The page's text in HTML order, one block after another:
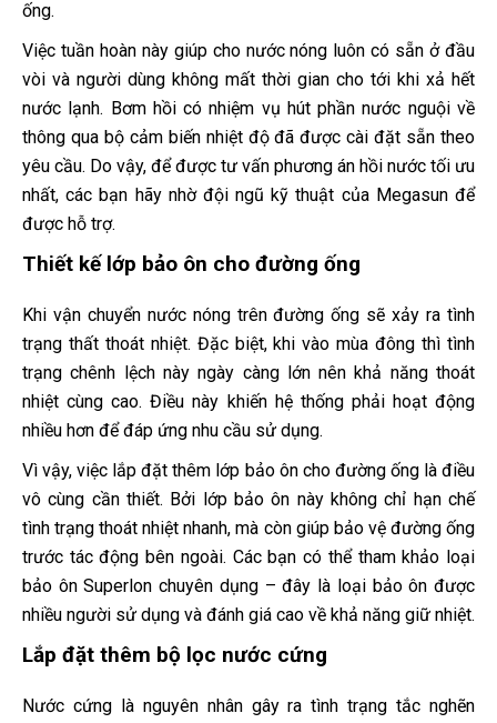
ống.
Việc tuần hoàn này giúp cho nước nóng luôn có sẵn ở đầu
vòi và người dùng không mất thời gian cho tới khi xả hết
nước lạnh. Bơm hồi có nhiệm vụ hút phần nước nguội về
thông qua bộ cảm biến nhiệt độ đã được cài đặt sẵn theo
yêu cầu. Do vậy, để được tư vấn phương án hồi nước tối ưu
nhất, các bạn hãy nhờ đội ngũ kỹ thuật của Megasun để
được hỗ trợ.
Thiết kế lớp bảo ôn cho đường ống
Khi vận chuyển nước nóng trên đường ống sẽ xảy ra tình
trạng thất thoát nhiệt. Đặc biệt, khi vào mùa đông thì tình
trạng chênh lệch này ngày càng lớn nên khả năng thoát
nhiệt cùng cao. Điều này khiến hệ thống phải hoạt động
nhiều hơn để đáp ứng nhu cầu sử dụng.
Vì vậy, việc lắp đặt thêm lớp bảo ôn cho đường ống là điều
vô cùng cần thiết. Bởi lớp bảo ôn này không chỉ hạn chế
tình trạng thoát nhiệt nhanh, mà còn giúp bảo vệ đường ống
trước tác động bên ngoài. Các bạn có thể tham khảo loại
bảo ôn Superlon chuyên dụng – đây là loại bảo ôn được
nhiều người sử dụng và đánh giá cao về khả năng giữ nhiệt.
Lắp đặt thêm bộ lọc nước cứng
Nước cứng là nguyên nhân gây ra tình trạng tắc nghẽn